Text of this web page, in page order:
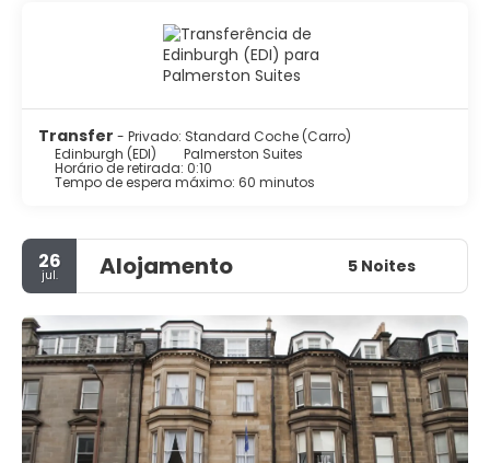
Transfer - Privado: Standard Coche (Carro)
Edinburgh (EDI)
Palmerston Suites
Horário de retirada: 0:10
Tempo de espera máximo: 60 minutos
26
jul. Alojamento 5 Noites